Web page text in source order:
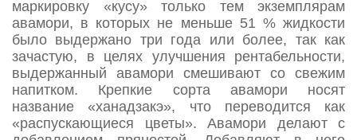
маркировку «кусу» только тем экземплярам
авамори, в которых не меньше 51 % жидкости
было выдержано три года или более, так как
зачастую, в целях улучшения рентабельности,
выдержанный авамори смешивают со свежим
напитком. Крепкие сорта авамори носят
название «ханадзакэ», что переводится как
«распускающиеся цветы». Авамори делают с